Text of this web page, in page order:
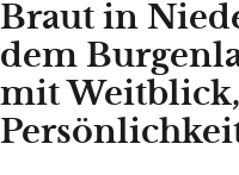
Braut in
dem
mit